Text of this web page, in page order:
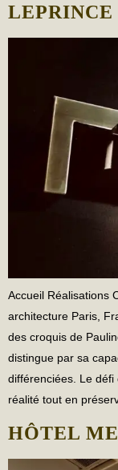
LEPRINCE
Accueil Réalisations
architecture Paris,
des croquis de
distingue par sa
différenciées. Le
réalité tout en
HÔTEL